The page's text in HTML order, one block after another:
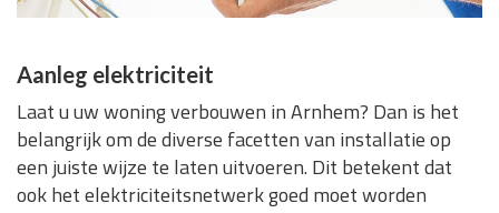
Aanleg elektriciteit
Laat u uw woning verbouwen in Arnhem? Dan is het
belangrijk om de diverse facetten van installatie op
een juiste wijze te laten uitvoeren. Dit betekent dat
ook het elektriciteitsnetwerk goed moet worden